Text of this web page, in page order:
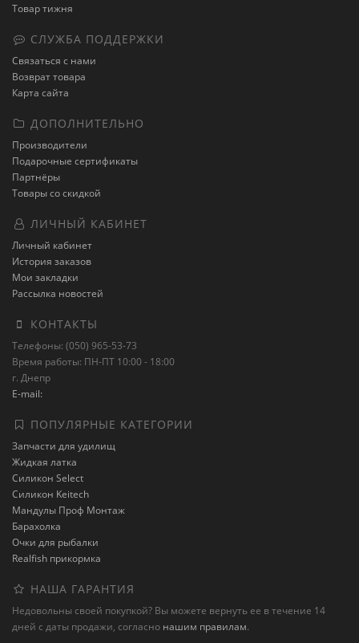
Товар тижня
СЛУЖБА ПОДДЕРЖКИ
Связаться с нами
Возврат товара
Карта сайта
ДОПОЛНИТЕЛЬНО
Производители
Подарочные сертификаты
Партнёры
Товары со скидкой
ЛИЧНЫЙ КАБИНЕТ
Личный кабинет
История заказов
Мои закладки
Рассылка новостей
КОНТАКТЫ
Телефоны: (050) 965-53-73
Время работы: ПН-ПТ 10:00 - 18:00
г. Днепр
E-mail:
ПОПУЛЯРНЫЕ КАТЕГОРИИ
Запчасти для удилищ
Жидкая латка
Силикон Select
Силикон Keitech
Мандулы Проф Монтаж
Барахолка
Очки для рыбалки
Realfish прикормка
НАША ГАРАНТИЯ
Недовольны своей покупкой? Вы можете вернуть ее в течение 14
дней с даты продажи, согласно нашим правилам.